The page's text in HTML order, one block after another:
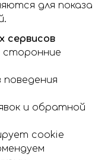
для показа
сервисов
сторонние
и обратной
cookie